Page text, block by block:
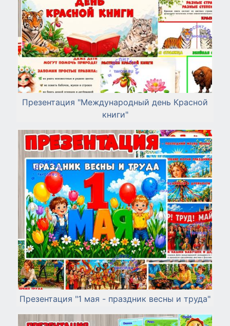
Презентация "Международный день Красной
книги"
Презентация "1 мая - праздник весны и труда"